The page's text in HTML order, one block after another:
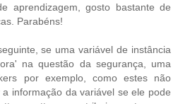
aprendizagem, gosto bastante de
Parabéns!
se uma variável de instância
na questão da segurança, uma
por exemplo, como estes não
informação da variável se ele pode